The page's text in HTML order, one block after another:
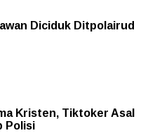
Diciduk Ditpolairud
Kristen, Tiktoker Asal
Polisi